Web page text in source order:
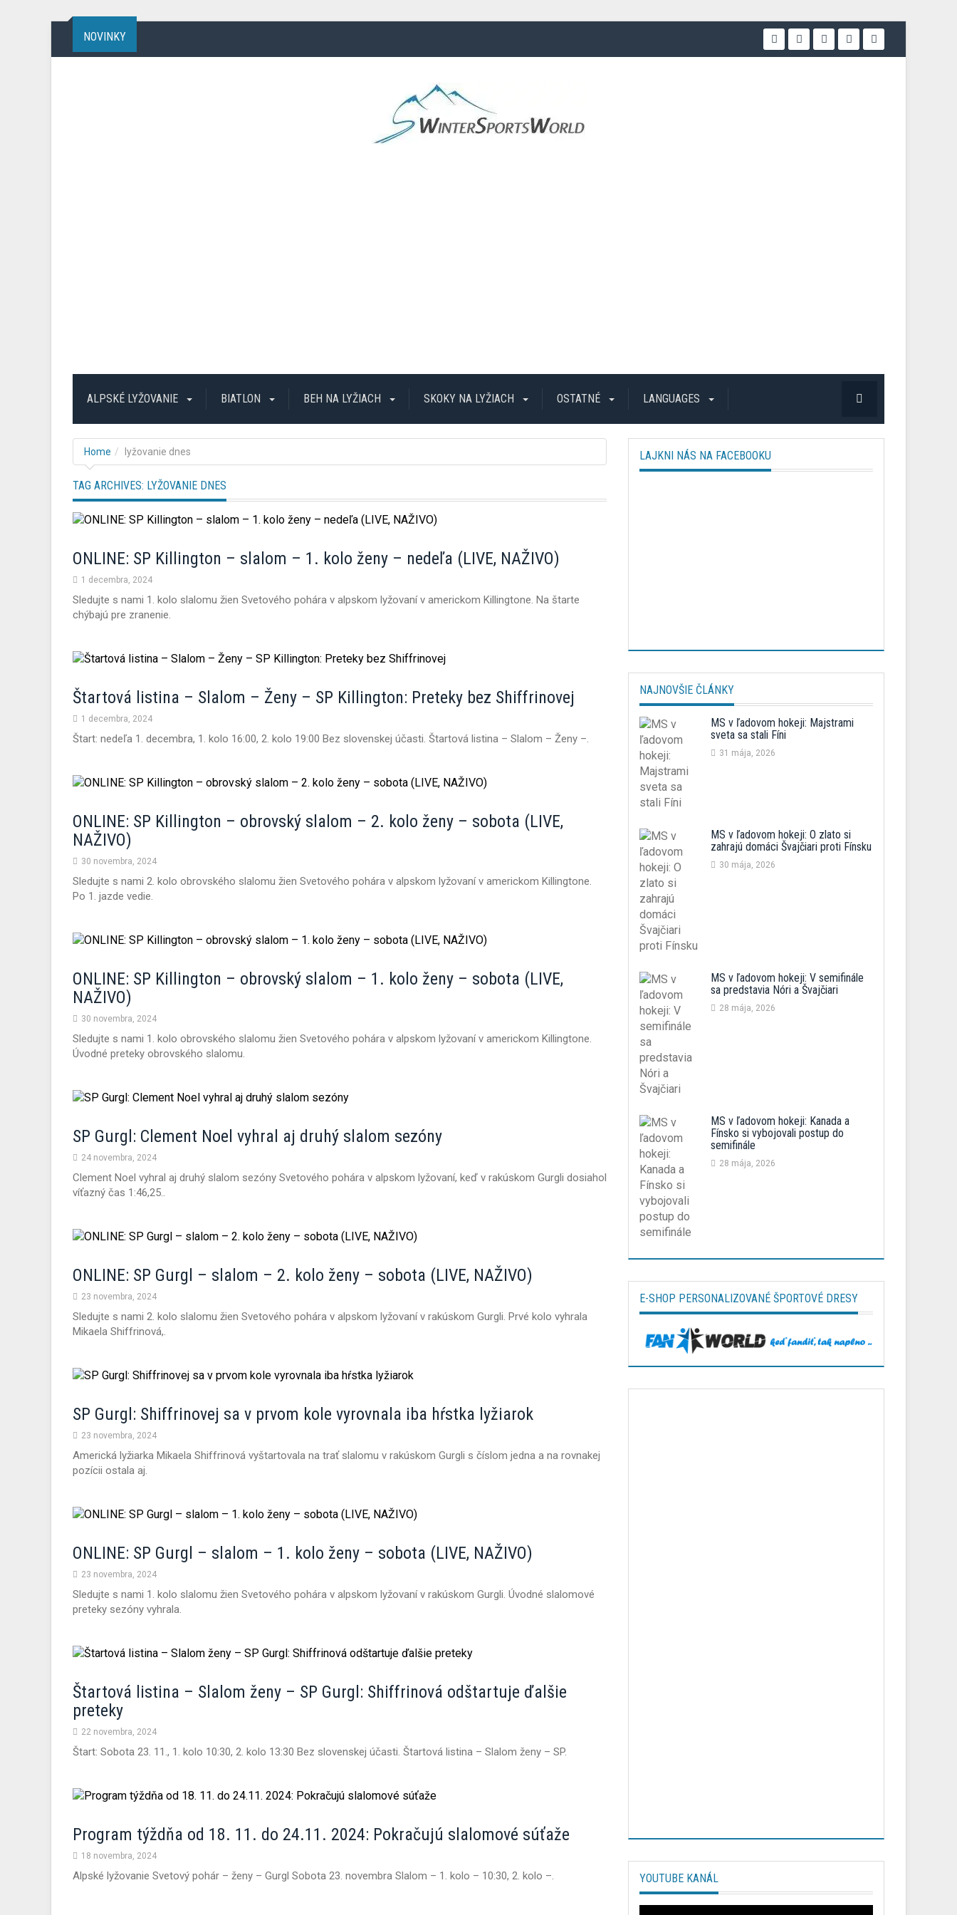
NOVINKY
ALPSKÉ LYŽOVANIE BIATLON BEH NA LYŽIACH SKOKY NA LYŽIACH OSTATNÉ LANGUAGES
Home lyžovanie dnes
TAG ARCHIVES: LYŽOVANIE DNES
ONLINE: SP Killington – slalom – 1. kolo ženy – nedeľa (LIVE, NAŽIVO)
1 decembra, 2024
Sledujte s nami 1. kolo slalomu žien Svetového pohára v alpskom lyžovaní v americkom Killingtone. Na štarte
chýbajú pre zranenie.
Štartová listina – Slalom – Ženy – SP Killington: Preteky bez Shiffrinovej
1 decembra, 2024
Štart: nedeľa 1. decembra, 1. kolo 16:00, 2. kolo 19:00 Bez slovenskej účasti. Štartová listina – Slalom – Ženy –.
ONLINE: SP Killington – obrovský slalom – 2. kolo ženy – sobota (LIVE,
NAŽIVO)
30 novembra, 2024
Sledujte s nami 2. kolo obrovského slalomu žien Svetového pohára v alpskom lyžovaní v americkom Killingtone.
Po 1. jazde vedie.
ONLINE: SP Killington – obrovský slalom – 1. kolo ženy – sobota (LIVE,
NAŽIVO)
30 novembra, 2024
Sledujte s nami 1. kolo obrovského slalomu žien Svetového pohára v alpskom lyžovaní v americkom Killingtone.
Úvodné preteky obrovského slalomu.
SP Gurgl: Clement Noel vyhral aj druhý slalom sezóny
24 novembra, 2024
Clement Noel vyhral aj druhý slalom sezóny Svetového pohára v alpskom lyžovaní, keď v rakúskom Gurgli dosiahol
víťazný čas 1:46,25..
ONLINE: SP Gurgl – slalom – 2. kolo ženy – sobota (LIVE, NAŽIVO)
23 novembra, 2024
Sledujte s nami 2. kolo slalomu žien Svetového pohára v alpskom lyžovaní v rakúskom Gurgli. Prvé kolo vyhrala
Mikaela Shiffrinová,.
SP Gurgl: Shiffrinovej sa v prvom kole vyrovnala iba hŕstka lyžiarok
23 novembra, 2024
Americká lyžiarka Mikaela Shiffrinová vyštartovala na trať slalomu v rakúskom Gurgli s číslom jedna a na rovnakej
pozícii ostala aj.
ONLINE: SP Gurgl – slalom – 1. kolo ženy – sobota (LIVE, NAŽIVO)
23 novembra, 2024
Sledujte s nami 1. kolo slalomu žien Svetového pohára v alpskom lyžovaní v rakúskom Gurgli. Úvodné slalomové
preteky sezóny vyhrala.
Štartová listina – Slalom ženy – SP Gurgl: Shiffrinová odštartuje ďalšie
preteky
22 novembra, 2024
Štart: Sobota 23. 11., 1. kolo 10:30, 2. kolo 13:30 Bez slovenskej účasti. Štartová listina – Slalom ženy – SP.
Program týždňa od 18. 11. do 24.11. 2024: Pokračujú slalomové súťaže
18 novembra, 2024
Alpské lyžovanie Svetový pohár – ženy – Gurgl Sobota 23. novembra Slalom – 1. kolo – 10:30, 2. kolo –.
LAJKNI NÁS NA FACEBOOKU
NAJNOVŠIE ČLÁNKY
MS v ľadovom hokeji: Majstrami
sveta sa stali Fíni
31 mája, 2026
MS v ľadovom hokeji: O zlato si
zahrajú domáci Švajčiari proti Fínsku
30 mája, 2026
MS v ľadovom hokeji: V semifinále
sa predstavia Nóri a Švajčiari
28 mája, 2026
MS v ľadovom hokeji: Kanada a
Fínsko si vybojovali postup do
semifinále
28 mája, 2026
E-SHOP PERSONALIZOVANÉ ŠPORTOVÉ DRESY
YOUTUBE KANÁL